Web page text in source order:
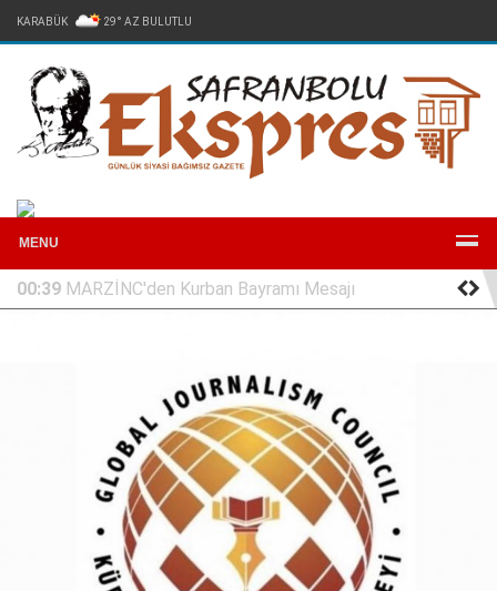
KARABÜK 29° AZ BULUTLU
MENU
00:39 MARZİNC'den Kurban Bayramı Mesajı